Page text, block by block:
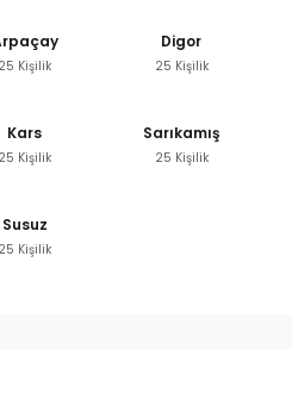
25 Kişilik
Digor
25 Kişilik
Kars
25 Kişilik
Sarıkamış
25 Kişilik
Susuz
25 Kişilik